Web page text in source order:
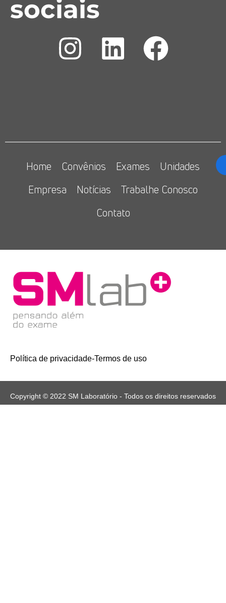
sociais
Home Convênios Exames
Unidades
Empresa
Notícias
Trabalhe Conosco
Contato
Política de privacidade-Termos de uso
Copyright © 2022 SM Laboratório - Todos os direitos reservados